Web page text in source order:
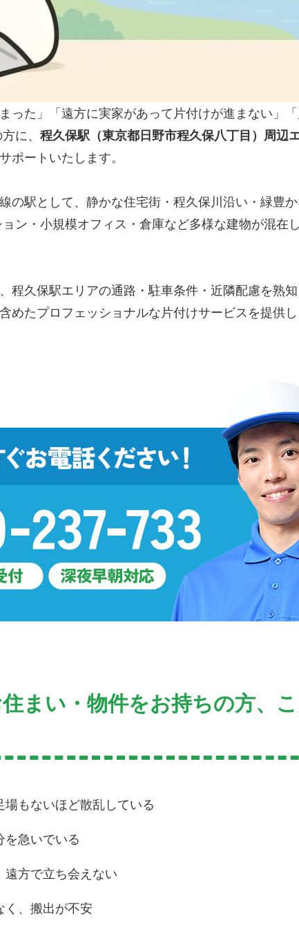
った」「遠方に実家があって片付けが進まない」
に、 程久保駅（東京都日野市程久保八丁目）周辺
ポートいたします。
の駅として、静かな住宅街・程久保川沿い・緑豊
ン・小規模オフィス・倉庫など多様な建物が混在
程久保駅エリアの通路・駐車条件・近隣配慮を熟
めたプロフェッショナルな片付けサービスを提供
まい・物件をお持ちの方、
もないほど散乱している
を急いでいる
遠方で立ち会えない
く、搬出が不安